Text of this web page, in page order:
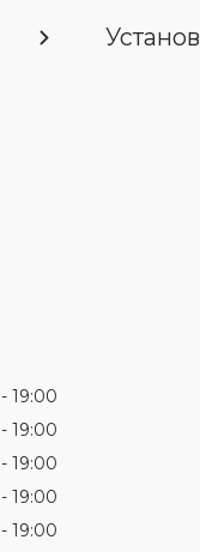
19:00
19:00
19:00
19:00
19:00